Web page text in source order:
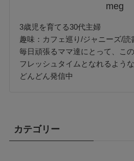
meg
3歳児を育てる30代主婦
趣味：カフェ巡り/ジャニーズ/読
毎日頑張るママ達にとって、こ
フレッシュタイムとなれるよう
どんどん発信中
カテゴリー